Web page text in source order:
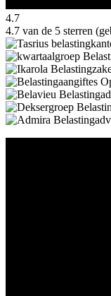
4.7
4.7 van de 5 sterren